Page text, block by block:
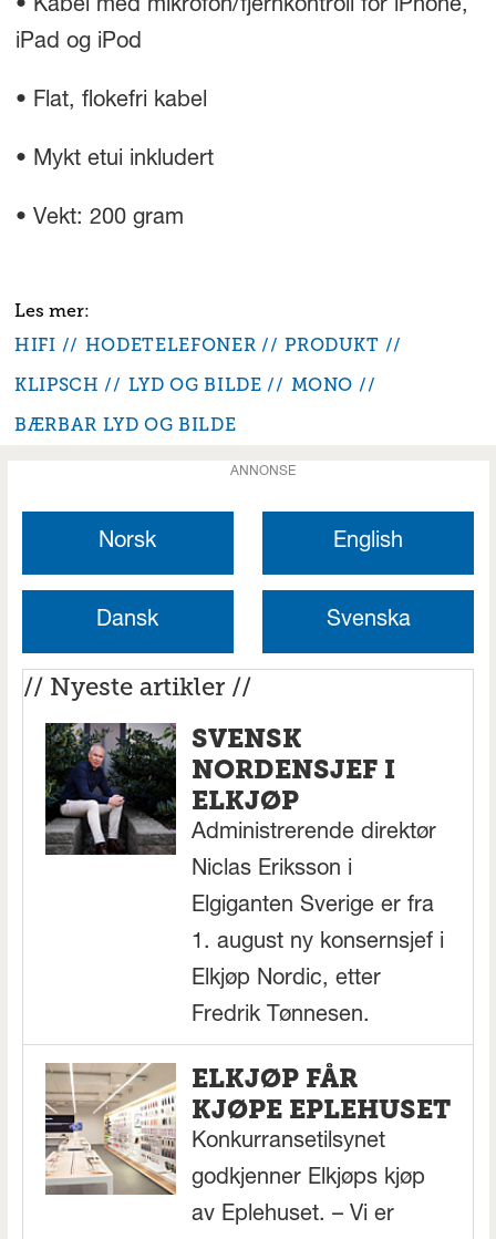
• Kabel med mikrofon/fjernkontroll for iPhone,
iPad og iPod
• Flat, flokefri kabel
• Mykt etui inkludert
• Vekt: 200 gram
HIFI HODETELEFONER
PRODUKT
KLIPSCH
LYD OG BILDE
MONO
BÆRBAR LYD OG BILDE
ANNONSE
Norsk English
Dansk Svenska
// Nyeste artikler //
SVENSK
NORDENSJEF I
ELKJØP
Administrerende direktør
Niclas Eriksson i
Elgiganten Sverige er fra
1. august ny konsernsjef i
Elkjøp Nordic, etter
Fredrik Tønnesen.
ELKJØP FÅR
KJØPE EPLEHUSET
Konkurransetilsynet
godkjenner Elkjøps kjøp
av Eplehuset. – Vi er